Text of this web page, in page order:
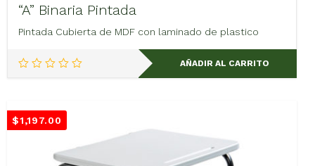
“A” Binaria Pintada
Pintada Cubierta de MDF con laminado de plastico
AÑADIR AL CARRITO
$1,197.00